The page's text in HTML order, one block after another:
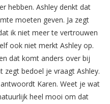
hebben. Ashley denkt dat
moeten geven. Ja zegt
ik niet meer te vertrouwen
ook niet merkt Ashley op.
dat komt anders over bij
zegt bedoel je vraagt Ashley.
Karen. Weet je wat
heel mooi om dat